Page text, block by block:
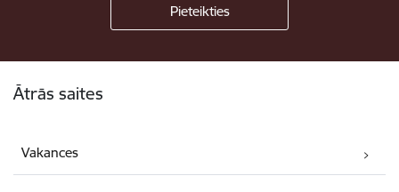
Ātrās saites
Vakances